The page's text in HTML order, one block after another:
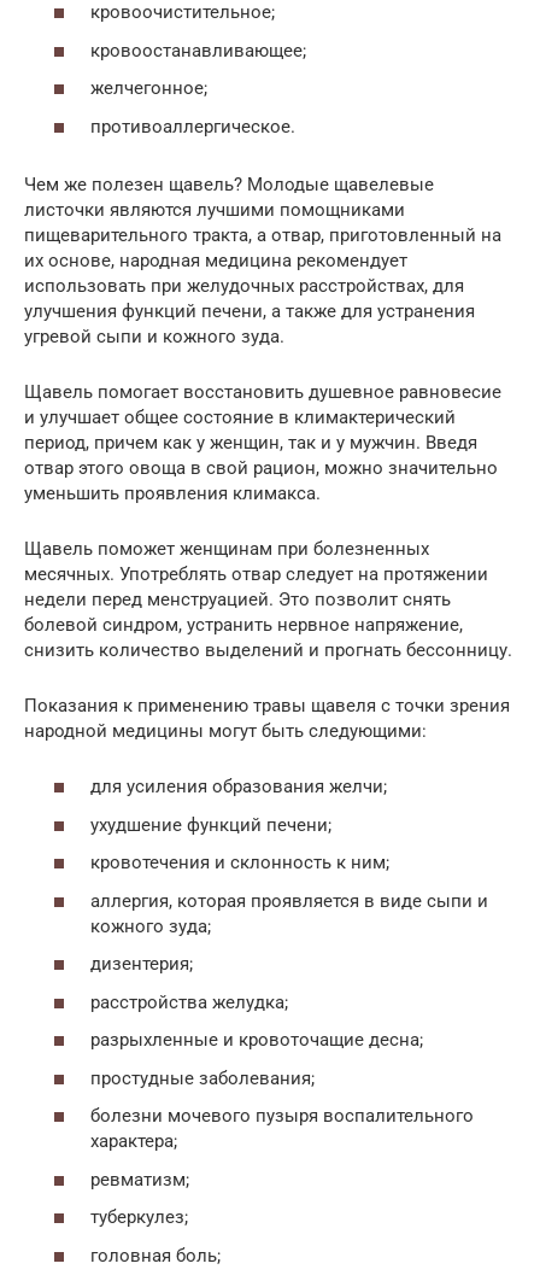
кровоочистительное;
кровоостанавливающее;
желчегонное;
противоаллергическое.
Чем же полезен щавель? Молодые щавелевые
листочки являются лучшими помощниками
пищеварительного тракта, а отвар, приготовленный на
их основе, народная медицина рекомендует
использовать при желудочных расстройствах, для
улучшения функций печени, а также для устранения
угревой сыпи и кожного зуда.
Щавель помогает восстановить душевное равновесие
и улучшает общее состояние в климактерический
период, причем как у женщин, так и у мужчин. Введя
отвар этого овоща в свой рацион, можно значительно
уменьшить проявления климакса.
Щавель поможет женщинам при болезненных
месячных. Употреблять отвар следует на протяжении
недели перед менструацией. Это позволит снять
болевой синдром, устранить нервное напряжение,
снизить количество выделений и прогнать бессонницу.
Показания к применению травы щавеля с точки зрения
народной медицины могут быть следующими:
для усиления образования желчи;
ухудшение функций печени;
кровотечения и склонность к ним;
аллергия, которая проявляется в виде сыпи и
кожного зуда;
дизентерия;
расстройства желудка;
разрыхленные и кровоточащие десна;
простудные заболевания;
болезни мочевого пузыря воспалительного
характера;
ревматизм;
туберкулез;
головная боль;